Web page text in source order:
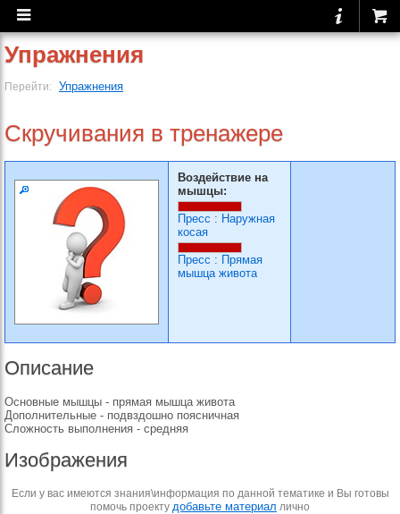
Упражнения
Перейти: Упражнения
Скручивания в тренажере
Воздействие на
мышцы:
Пресс : Наружная
косая
Пресс : Прямая
мышца живота
Описание
Основные мышцы - прямая мышца живота
Дополнительные - подвздошно поясничная
Сложность выполнения - средняя
Изображения
Если у вас имеются знания\информация по данной тематике и Вы готовы
помочь проекту добавьте материал лично